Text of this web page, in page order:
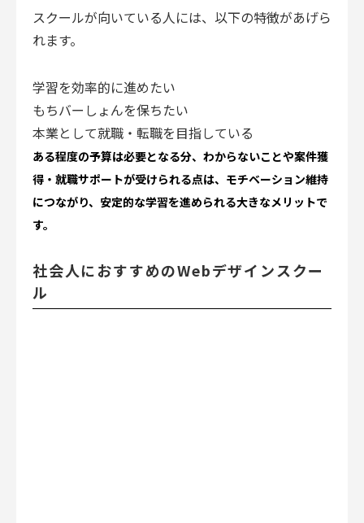
スクールが向いている人には、以下の特徴があげら
れます。
学習を効率的に進めたい
もちバーしょんを保ちたい
本業として就職・転職を目指している
ある程度の予算は必要となる分、わからないことや案件獲
得・就職サポートが受けられる点は、モチベーション維持
につながり、安定的な学習を進められる大きなメリットで
す。
社会人におすすめのWebデザインスクー
ル